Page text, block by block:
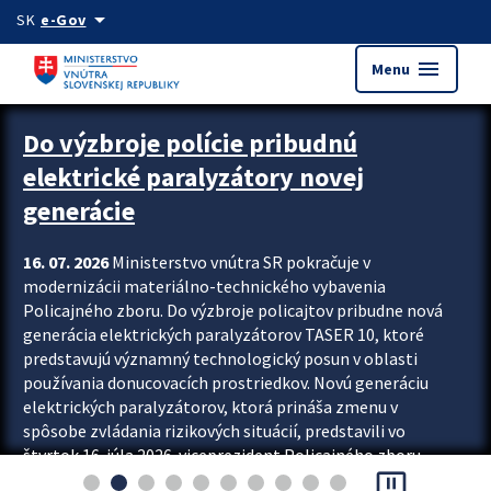
Preskocit na hlavný obsah
SK e-Govarrow_drop_down
Menu menu
Zastavit automatický posun upútavok
Do výzbroje polície pribudnú
elektrické paralyzátory novej
generácie
16. 07. 2026Ministerstvo vnútra SR pokračuje v
modernizácii materiálno-technického vybavenia
Policajného zboru. Do výzbroje policajtov pribudne nová
generácia elektrických paralyzátorov TASER 10, ktoré
predstavujú významný technologický posun v oblasti
používania donucovacích prostriedkov. Novú generáciu
elektrických paralyzátorov, ktorá prináša zmenu v
spôsobe zvládania rizikových situácií, predstavili vo
štvrtok 16. júla 2026 viceprezident Policajného zboru
Rastislav Polakovič a riaditeľ odboru výcviku...